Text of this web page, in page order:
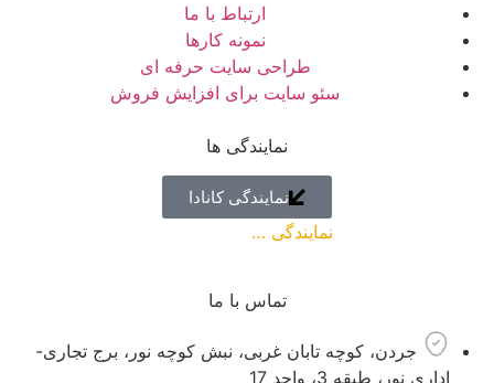
ارتباط با ما
نمونه کارها
طراحی سایت حرفه ای
سئو سایت برای افزایش فروش
نمایندگی ها
نمایندگی کانادا
نمایندگی …
تماس با ما
جردن، کوچه تابان غربی، نبش کوچه نور، برج تجاری-
اداری نور، طبقه 3، واحد 17